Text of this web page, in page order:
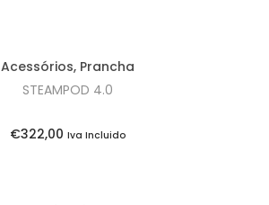
Acessórios, Prancha
STEAMPOD 4.0
€322,00 Iva Incluido